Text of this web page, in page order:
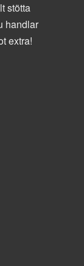
stötta
handlar
extra!